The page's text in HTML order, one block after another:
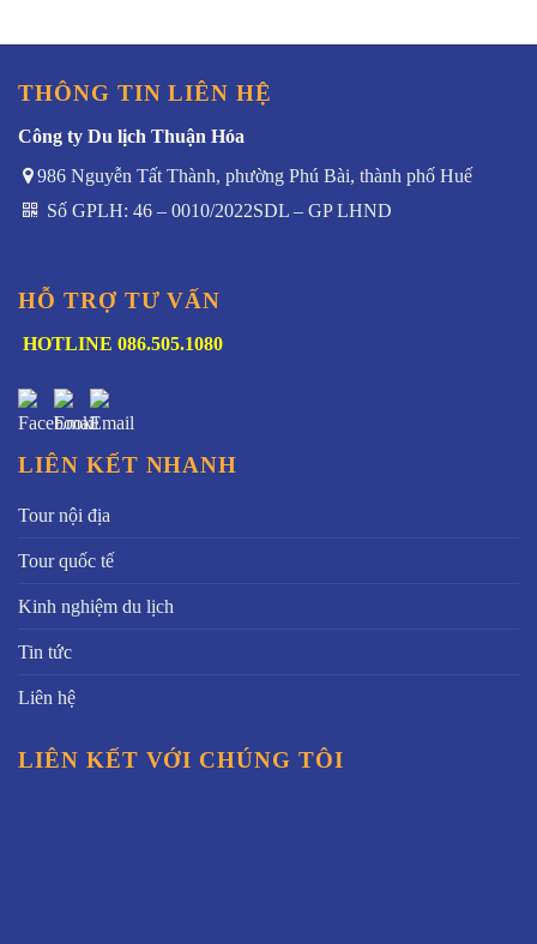
THÔNG TIN LIÊN HỆ
Công ty Du lịch Thuận Hóa
986 Nguyễn Tất Thành, phường Phú Bài, thành phố Huế
Số GPLH: 46 – 0010/2022SDL – GP LHND
HỖ TRỢ TƯ VẤN
HOTLINE 086.505.1080
LIÊN KẾT NHANH
Tour nội địa
Tour quốc tế
Kinh nghiệm du lịch
Tin tức
Liên hệ
LIÊN KẾT VỚI CHÚNG TÔI